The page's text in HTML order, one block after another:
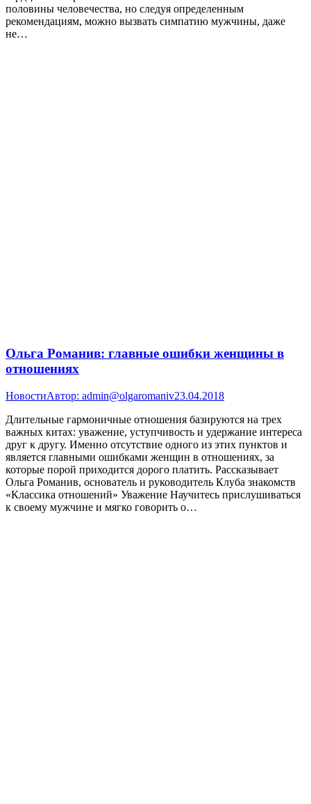
половины человечества, но следуя определенным
рекомендациям, можно вызвать симпатию мужчины, даже
не…
Ольга Романив: главные ошибки женщины в
отношениях
НовостиАвтор: admin@olgaromaniv23.04.2018
Длительные гармоничные отношения базируются на трех
важных китах: уважение, уступчивость и удержание интереса
друг к другу. Именно отсутствие одного из этих пунктов и
является главными ошибками женщин в отношениях, за
которые порой приходится дорого платить. Рассказывает
Ольга Романив, основатель и руководитель Клуба знакомств
«Классика отношений» Уважение Научитесь прислушиваться
к своему мужчине и мягко говорить о…